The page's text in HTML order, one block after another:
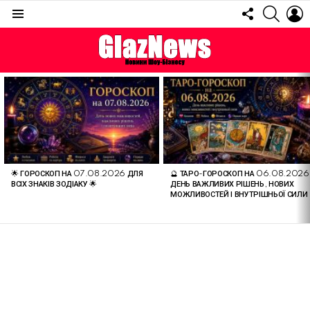
FOLLOW
US
ОСТАННІ
СТАТТІ
🌟 ГОРОСКОП НА 07.08.2026 ДЛЯ
ВСІХ ЗНАКІВ ЗОДІАКУ 🌟
🔮 ТАРО-ГОРОСКОП НА
ДЕНЬ ВАЖЛИВИХ РІШЕНЬ, НОВИХ
МОЖЛИВОСТЕЙ І ВНУТРІШНЬОЇ СИЛИ